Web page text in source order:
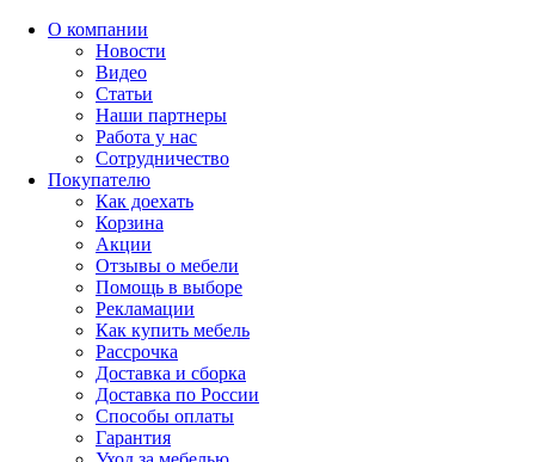
О компании
Новости
Видео
Статьи
Наши партнеры
Работа у нас
Сотрудничество
Покупателю
Как доехать
Корзина
Акции
Отзывы о мебели
Помощь в выборе
Рекламации
Как купить мебель
Рассрочка
Доставка и сборка
Доставка по России
Способы оплаты
Гарантия